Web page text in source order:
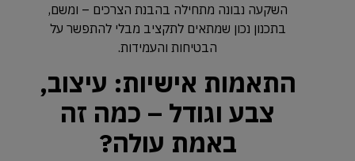
השקעה נבונה מתחילה בהבנת הצרכים – ומשם,
בתכנון נכון שמתאים לתקציב מבלי להתפשר על
הבטיחות והעמידות.
התאמות אישיות: עיצוב,
צבע וגודל – כמה זה
באמת עולה?